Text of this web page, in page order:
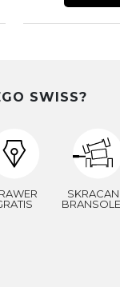
SWISS?